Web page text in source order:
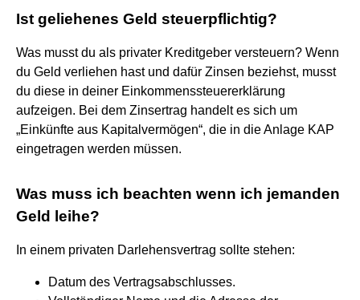
Ist geliehenes Geld steuerpflichtig?
Was musst du als privater Kreditgeber versteuern? Wenn
du Geld verliehen hast und dafür Zinsen beziehst, musst
du diese in deiner Einkommenssteuererklärung
aufzeigen. Bei dem Zinsertrag handelt es sich um
„Einkünfte aus Kapitalvermögen“, die in die Anlage KAP
eingetragen werden müssen.
Was muss ich beachten wenn ich jemanden
Geld leihe?
In einem privaten Darlehensvertrag sollte stehen:
Datum des Vertragsabschlusses.